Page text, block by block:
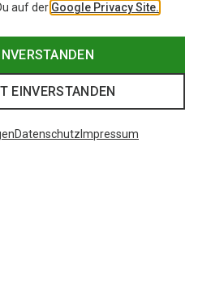
auf der Google Privacy Site.
EINVERSTANDEN
Datenschutz Impressum